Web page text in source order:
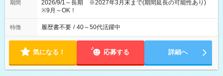
期間
2026/9/1～長期 ※2027年3月末まで(期間延長の可能性あり)
※9月～OK！
特徴 履歴書不要 / 40～50代活躍中
気になる！ 応募する 詳細へ